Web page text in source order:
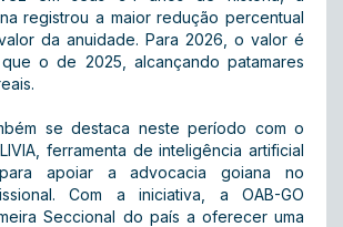
registrou a maior redução percentual
da anuidade. Para 2026, o valor é
o de 2025, alcançando patamares
se destaca neste período com o
ferramenta de inteligência artificial
apoiar a advocacia goiana no
Com a iniciativa, a OAB-GO
Seccional do país a oferecer uma